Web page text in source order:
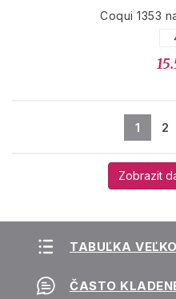
Coqui 1353
1 2
Zobrazit
TABUĽKA
ČASTO